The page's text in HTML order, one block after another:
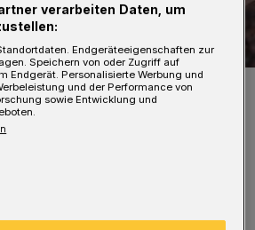
Fotos
Saatgut an die
verarbeiten Daten, um
Endgeräteeigenschaften zur
Speichern von oder Zugriff auf
Endgerät. Personalisierte Werbung und
und der Performance von
sowie Entwicklung und